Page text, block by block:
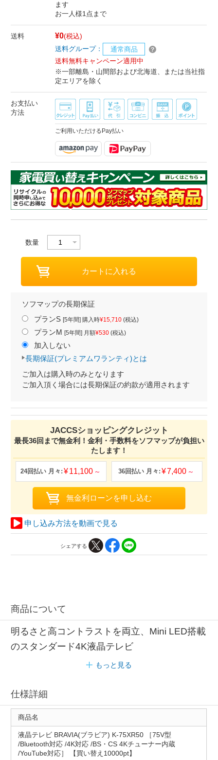
ます
お一人様1点まで
送料 ¥0(税込)
送料グループ：
通常商品
送料無料キャンペーン適用中
※一部離島・山間部および北海道、または当社指
定エリアを除く
お支払い
方法
ご利用いただけるPay払い
数量
ソフマップの長期保証
プランS [5年間] 購入時¥15,710(税込)
プランM [5年間] 月額¥530(税込)
加入しない
長期保証(プレミアムワランティ)とは
ご加入は購入時のみとなります
ご加入頂く場合には長期保証の約款が適用されます
JACCSショッピングクレジット
最長36回まで無金利！金利・手数料をソフマップが負担い
たします！
11,100 7,400
申し込み方法を動画で見る
シェアする
商品について
明るさと高コントラストを両立、Mini LED搭載
のスタンダード4K液晶テレビ
もっと見る
仕様詳細
商品名
液晶テレビ BRAVIA(ブラビア) K-75XR50 ［75V型
/Bluetooth対応 /4K対応 /BS・CS 4Kチューナー内蔵
/YouTube対応］ 【買い替え10000pt】